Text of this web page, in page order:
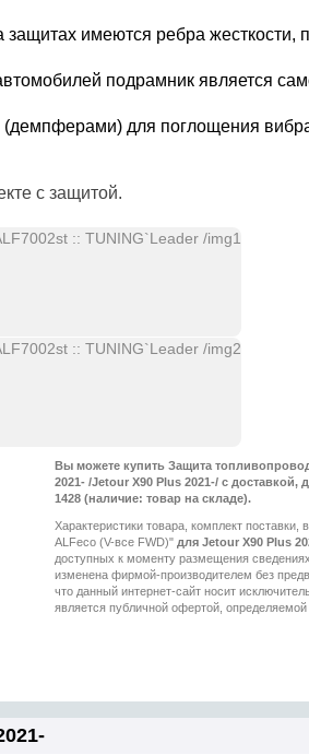
имеются ребра жесткости,
подрамник является
для поглощения
с защитой.
Вы можете купить Защита
2021- /Jetour X90 Plus 2021-/ с
1428 (наличие: товар на складе).
Характеристики товара, комплект
ALFeco (V-все FWD)" для Jetour X90 Plus